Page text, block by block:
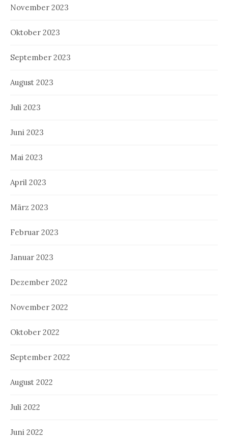
November 2023
Oktober 2023
September 2023
August 2023
Juli 2023
Juni 2023
Mai 2023
April 2023
März 2023
Februar 2023
Januar 2023
Dezember 2022
November 2022
Oktober 2022
September 2022
August 2022
Juli 2022
Juni 2022